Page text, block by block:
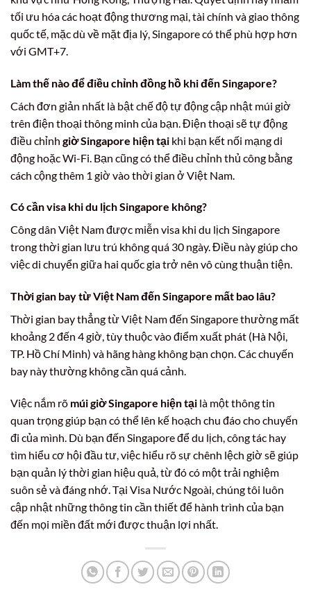
tối ưu hóa các hoạt động thương mại, tài chính và giao thông
quốc tế, mặc dù về mặt địa lý, Singapore có thể phù hợp hơn
với GMT+7.
Làm thế nào để điều chỉnh đồng hồ khi đến Singapore?
Cách đơn giản nhất là bật chế độ tự động cập nhật múi giờ
trên điện thoại thông minh của bạn. Điện thoại sẽ tự động
điều chỉnh giờ Singapore hiện tại khi bạn kết nối mạng di
động hoặc Wi-Fi. Bạn cũng có thể điều chỉnh thủ công bằng
cách cộng thêm 1 giờ vào thời gian ở Việt Nam.
Có cần visa khi du lịch Singapore không?
Công dân Việt Nam được miễn visa khi du lịch Singapore
trong thời gian lưu trú không quá 30 ngày. Điều này giúp cho
việc di chuyển giữa hai quốc gia trở nên vô cùng thuận tiện.
Thời gian bay từ Việt Nam đến Singapore mất bao lâu?
Thời gian bay thẳng từ Việt Nam đến Singapore thường mất
khoảng 2 đến 4 giờ, tùy thuộc vào điểm xuất phát (Hà Nội,
TP. Hồ Chí Minh) và hãng hàng không bạn chọn. Các chuyến
bay này thường không cần quá cảnh.
Việc nắm rõ múi giờ Singapore hiện tại là một thông tin
quan trọng giúp bạn có thể lên kế hoạch chu đáo cho chuyến
đi của mình. Dù bạn đến Singapore để du lịch, công tác hay
tìm hiểu cơ hội đầu tư, việc hiểu rõ sự chênh lệch giờ sẽ giúp
bạn quản lý thời gian hiệu quả, từ đó có một trải nghiệm
suôn sẻ và đáng nhớ. Tại Visa Nước Ngoài, chúng tôi luôn
cập nhật những thông tin cần thiết để hành trình của bạn
đến mọi miền đất mới được thuận lợi nhất.